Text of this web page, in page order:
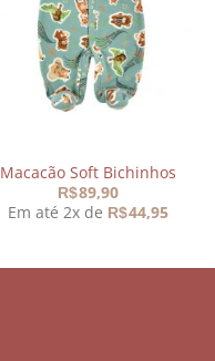
meus
desejos
Macacão Soft Bichinhos
R$89,90
Em até 2x de R$44,95